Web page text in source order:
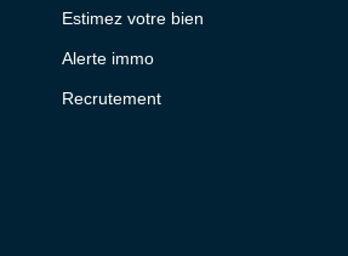
Estimez votre bien
Alerte immo
Recrutement